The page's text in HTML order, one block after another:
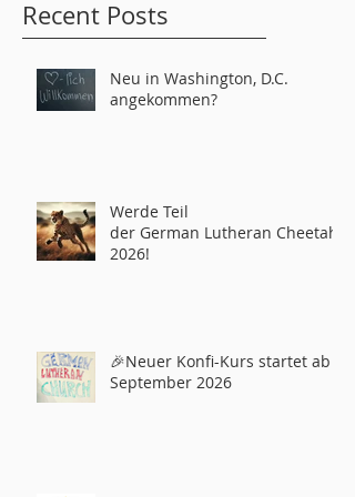
Recent Posts
Neu in Washington, D.C.
angekommen?
Werde Teil
der German Lutheran Cheetahs
2026!
🎉Neuer Konfi-Kurs startet ab
September 2026